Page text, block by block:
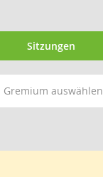
Sitzungen
Gremium auswählen